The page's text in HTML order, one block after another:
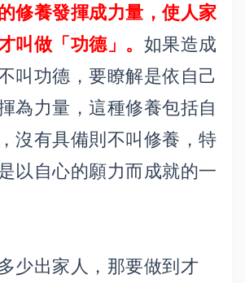
修養發揮成力量，使人家
叫做「功德」。 如果造成
叫功德，要瞭解是依自己
為力量，這種修養包括自
沒有具備則不叫修養，特
以自心的願力而成就的一
少出家人，那要做到才